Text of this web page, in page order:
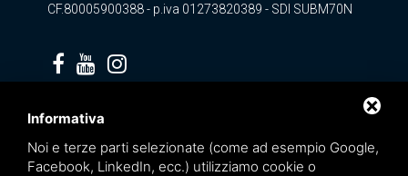
CF.80005900388 - p.iva 01273820389 - SDI SUBM70N
Informativa
Noi e terze parti selezionate (come ad esempio Google,
Facebook, LinkedIn, ecc.) utilizziamo cookie o